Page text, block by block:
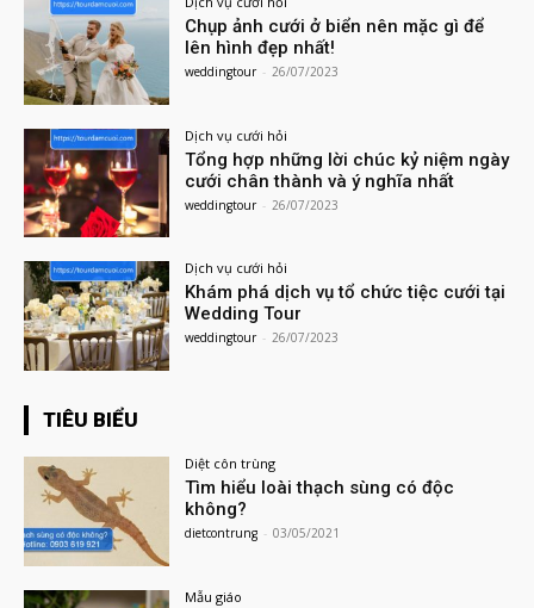
Chụp ảnh cưới ở biển nên mặc gì để
lên hình đẹp nhất!
weddingtour - 26/07/2023
Dịch vụ cưới hỏi
Tổng hợp những lời chúc kỷ niệm ngày
cưới chân thành và ý nghĩa nhất
weddingtour - 26/07/2023
Dịch vụ cưới hỏi
Khám phá dịch vụ tổ chức tiệc cưới tại
Wedding Tour
weddingtour - 26/07/2023
TIÊU BIỂU
Diệt côn trùng
Tìm hiểu loài thạch sùng có độc
không?
dietcontrung - 03/05/2021
Mẫu giáo